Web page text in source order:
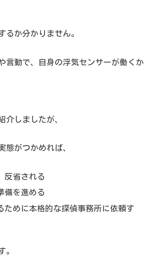
るか分かりません。
言動で、自身の浮気センサーが働くか
介しましたが、
態がつかめれば、
反省される
備を進める
ために本格的な探偵事務所に依頼す
。